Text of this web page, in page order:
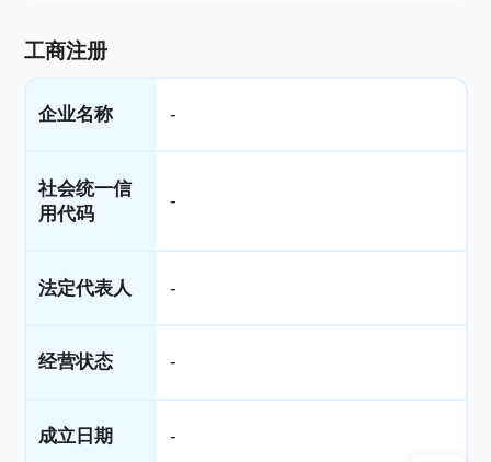
工商注册
企业名称 -
社会统一信
用代码
-
法定代表人 -
经营状态 -
成立日期 -